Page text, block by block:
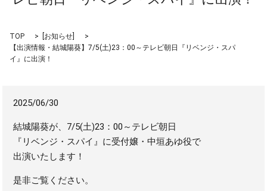
TOP お知らせ
【出演情報・結城陽葵】7/5(土)23：00～テレビ朝日『リベンジ・スパ
イ』に出演！
2025/06/30
結城陽葵が、7/5(土)23：00～テレビ朝日
『リベンジ・スパイ』に受付嬢・中垣あゆ役で
出演いたします！
是非ご覧ください。